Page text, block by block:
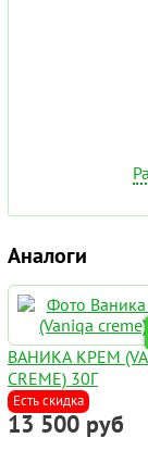
Аналоги
ВАНИКА КРЕМ
CREME) 30Г
Есть скидка
13 500 руб